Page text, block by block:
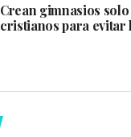
Crean gimnasios
cristianos para evitar